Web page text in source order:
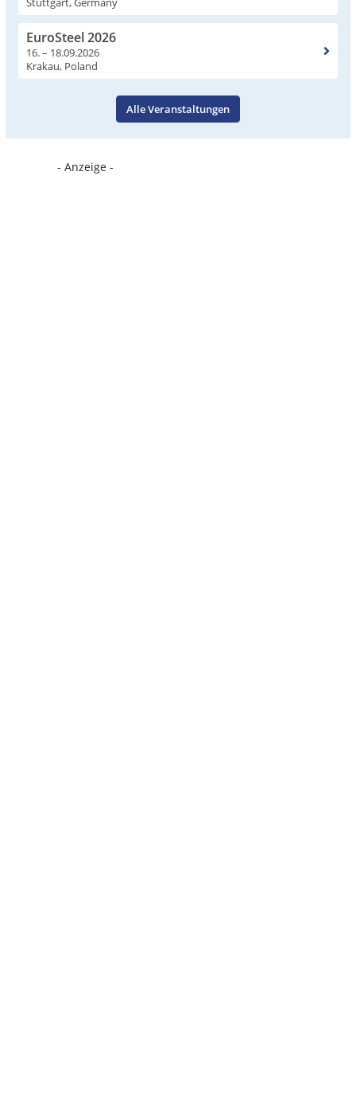
EuroSteel 2026
16. – 18.09.2026
Krakau, Poland
Alle Veranstaltungen
- Anzeige -